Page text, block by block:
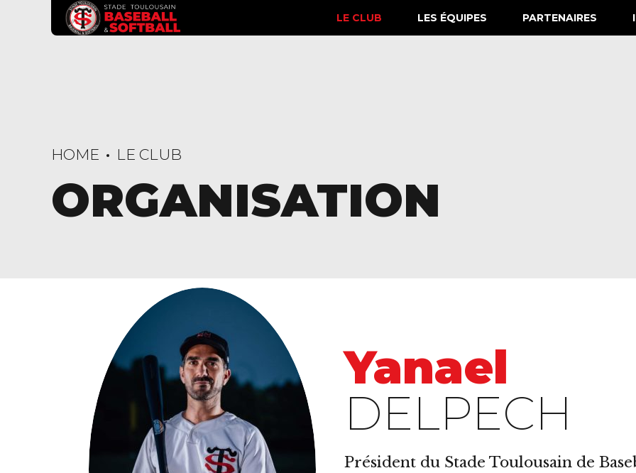
LE CLUB LES ÉQUIPES PARTENAIRES
HOME LE CLUB
ORGANISATION
Yanael
DELPECH
Président du Stade Toulousain de